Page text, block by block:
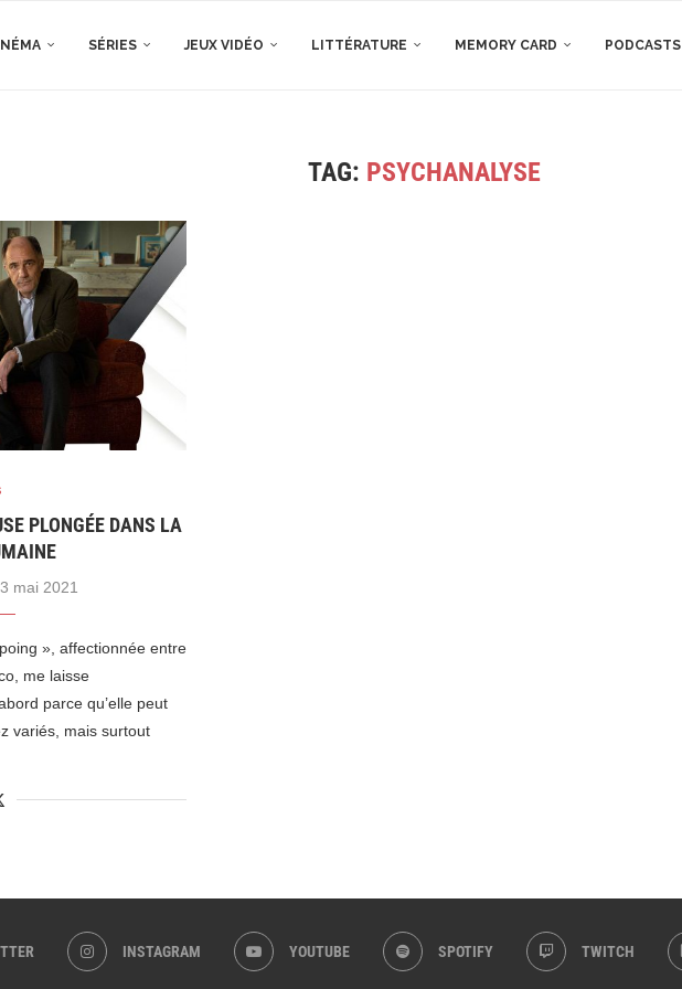
SÉRIES JEUX VIDÉO LITTÉRATURE MEMORY CARD PODCASTS
TAG: PSYCHANALYSE
PLONGÉE DANS LA
mai 2021
», affectionnée entre
me laisse
parce qu’elle peut
variés, mais surtout
INSTAGRAM YOUTUBE SPOTIFY TWITCH